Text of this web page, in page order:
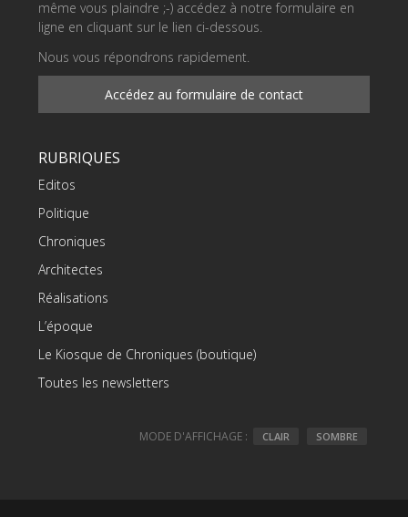
même vous plaindre ;-) accédez à notre formulaire en
ligne en cliquant sur le lien ci-dessous.
Nous vous répondrons rapidement.
Accédez au formulaire de contact
RUBRIQUES
Editos
Politique
Chroniques
Architectes
Réalisations
L’époque
Le Kiosque de Chroniques (boutique)
Toutes les newsletters
MODE D'AFFICHAGE : CLAIR SOMBRE